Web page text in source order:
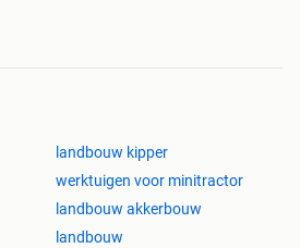
landbouw kipper
werktuigen voor minitractor
landbouw akkerbouw
landbouw